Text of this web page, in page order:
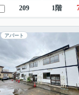
209
1階
アパート